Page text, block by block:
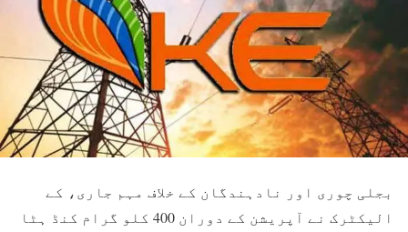
بجلی چوری اور نادہندگان کے خلاف مہم جاری، کے
الیکٹرک نے آپریشن کے دوران 400 کلو گرام کنڈ ہٹا